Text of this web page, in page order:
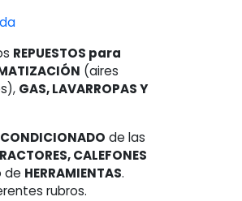
REPUESTOS para
(aires
GAS, LAVARROPAS Y
de las
CALEFONES
de HERRAMIENTAS.
rubros.